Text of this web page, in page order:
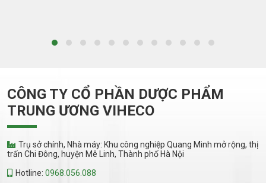
CÔNG TY CỔ PHẦN DƯỢC PHẨM
TRUNG ƯƠNG VIHECO
Trụ sở chính, Nhà máy: Khu công nghiệp Quang Minh mở rộng, thị
trấn Chi Đông, huyện Mê Linh, Thành phố Hà Nội
Hotline: 0968.056.088